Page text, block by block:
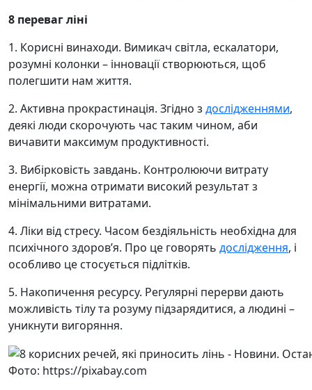
8 переваг ліні
1. Корисні винаходи. Вимикач світла, ескалатори,
розумні колонки – інновації створюються, щоб
полегшити нам життя.
2. Активна прокрастинація. Згідно з дослідженнями,
деякі люди скорочують час таким чином, аби
вичавити максимум продуктивності.
3. Вибірковість завдань. Контролюючи витрату
енергії, можна отримати високий результат з
мінімальними витратами.
4. Ліки від стресу. Часом бездіяльність необхідна для
психічного здоров’я. Про це говорять дослідження, і
особливо це стосується підлітків.
5. Накопичення ресурсу. Регулярні перерви дають
можливість тілу та розуму підзарядитися, а людині –
уникнути вигоряння.
Фото: https://pixabay.com